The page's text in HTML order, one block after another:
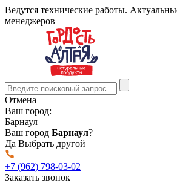
Ведутся технические работы.
менеджеров
Отмена
Ваш город:
Барнаул
Ваш город Барнаул?
Да Выбрать другой
+7 (962) 798-03-02
Заказать звонок